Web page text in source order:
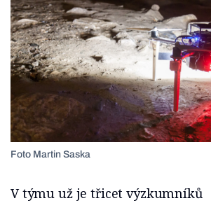
Foto Martin Saska
V týmu už je třicet výzkumníků